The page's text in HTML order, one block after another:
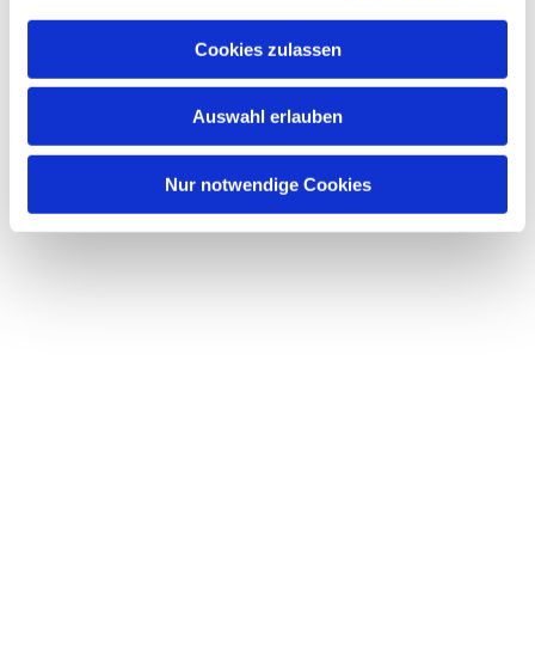
Cookies zulassen
Auswahl erlauben
Nur notwendige Cookies
Dies könnte Sie auch
interessieren